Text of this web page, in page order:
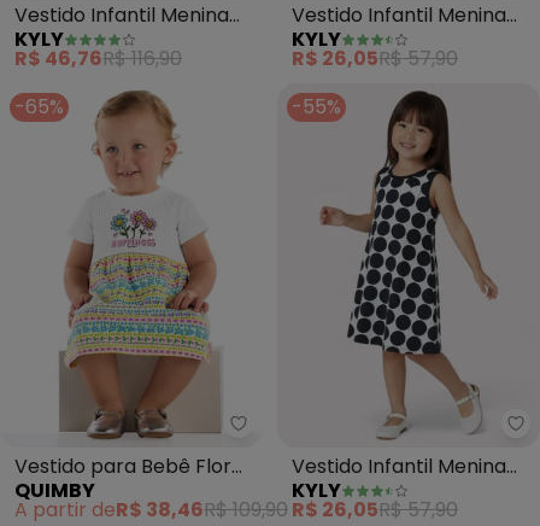
Vestido Infantil Menina
Bolinhas (Branco)
KYLY
R$ 46,76R$ 116,90
Vestido Infantil Menina
Coração (Off White)
KYLY
R$ 26,05R$ 57,90
-65%
Quimby - Vestido para Bebê
Vestido para Bebê Flor
Feliz (Branco)
QUIMBY
A partir deR$ 38,46R$ 109,90
-55%
Vestido Infantil Menina
Estampado (Branco)
KYLY
R$ 26,05R$ 57,90